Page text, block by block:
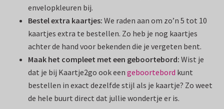
envelopkleuren bij.
Bestel extra kaartjes: We raden aan om zo’n 5 tot 10
kaartjes extra te bestellen. Zo heb je nog kaartjes
achter de hand voor bekenden die je vergeten bent.
Maak het compleet met een geboortebord: Wist je
dat je bij Kaartje2go ook een geboortebord kunt
bestellen in exact dezelfde stijl als je kaartje? Zo weet
de hele buurt direct dat jullie wondertje er is.